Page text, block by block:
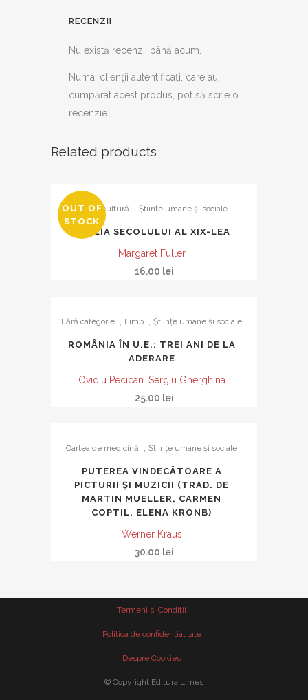
RECENZII
Nu există recenzii până acum.
Numai clienții autentificați, care au
cumpărat acest produs, pot să scrie o
recenzie.
Related products
OUT OF
STOCK
Gen şi cultură Ştiinţe umane şi sociale
FEMEIA SECOLULUI AL XIX-LEA
Margaret Fuller
16.00 lei
Fără categorie Limb Ştiinţe umane şi sociale
ROMÂNIA ÎN U.E.: TREI ANI DE LA
ADERARE
Ovidiu Pecican Sergiu Gherghina
25.00 lei
Cartea de medicină Ştiinţe umane şi sociale
PUTEREA VINDECĂTOARE A
PICTURII ȘI MUZICII (TRAD. DE
MARTIN MUELLER, CARMEN
COPTIL, ELENA KRONB)
Werner Kraus
30.00 lei
Termeni si Conditii
Politica de confidentialitate
Despre Cookies
© Copyright Editura Limes